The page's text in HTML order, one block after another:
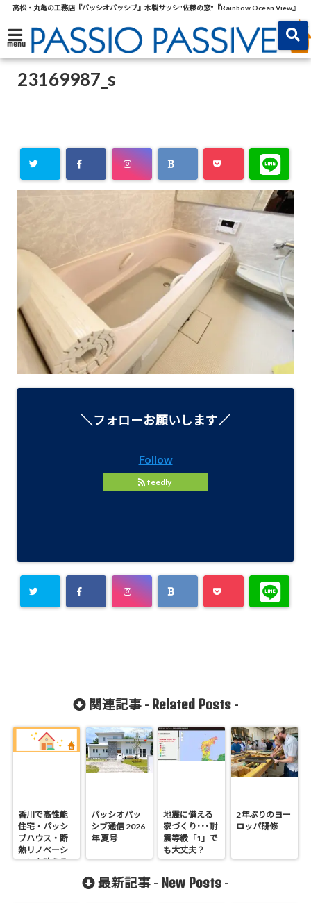
高松・丸亀の工務店『パッシオパッシブ』木製サッシ"佐藤の窓"『Rainbow Ocean View』
menu
23169987_s
＼フォローお願いします／
Follow
feedly
関連記事 - Related Posts-
香川で高性能
住宅・パッシ
ブハウス・断
熱リノベーシ
ョンを叶える
パッシオパッ
シブ通信 2026
年 夏号
地震に備える
家づくり･･･耐
震等級「1」で
も大丈夫？
2年ぶりのヨー
ロッパ研修
最新記事 - New Posts -